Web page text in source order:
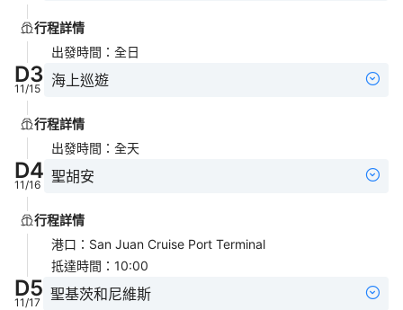
行程詳情
出發時間 ： 全日
D3
11/15 海上巡遊
行程詳情
出發時間 ： 全天
D4
11/16 聖胡安
行程詳情
港口 ： San Juan Cruise Port Terminal
抵達時間 ： 10:00
D5
11/17 聖基茨和尼維斯